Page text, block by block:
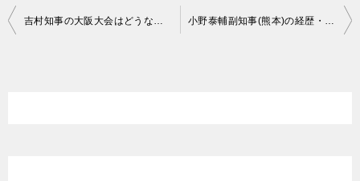
投
吉村知事の大阪大会はどうなる？高校野球他スポーツや文化の発表の場 小野泰輔副知事(熊本)の経歴・学歴・出身は？ツイッターもすごい？